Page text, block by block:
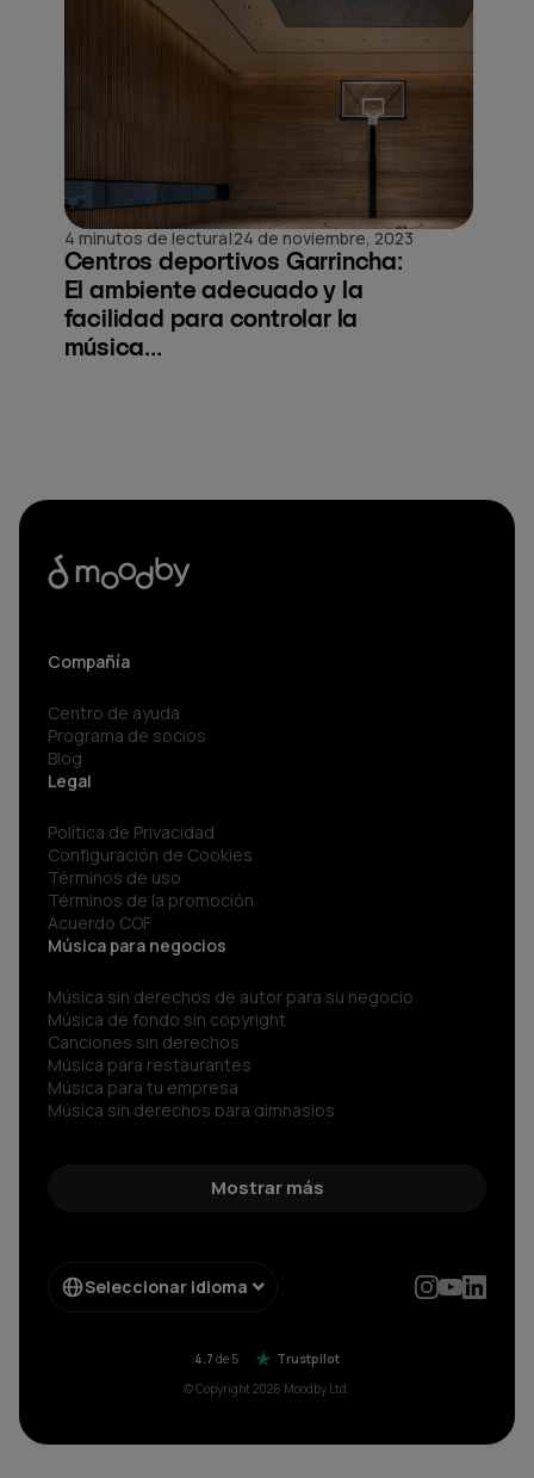
4 minutos de lectura|24 de noviembre, 2023
Centros deportivos Garrincha:
El ambiente adecuado y la
facilidad para controlar la
música...
Compañía
Centro de ayuda
Programa de socios
Blog
Legal
Política de Privacidad
Configuración de Cookies
Términos de uso
Términos de la promoción
Acuerdo COF
Música para negocios
Música sin derechos de autor para su negocio
Música de fondo sin copyright
Canciones sin derechos
Música para restaurantes
Música para tu empresa
Música sin derechos para gimnasios
Sonidos sin copyright
Radio sin copyright para
Mostrar más
Seleccionar idioma
4.7 de 5
Trustpilot
© Copyright 2026 Moodby Ltd.